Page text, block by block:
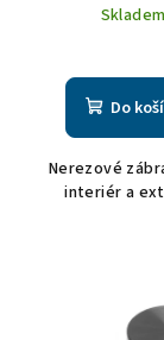
Skladem
Do
Nerezové
interiér a